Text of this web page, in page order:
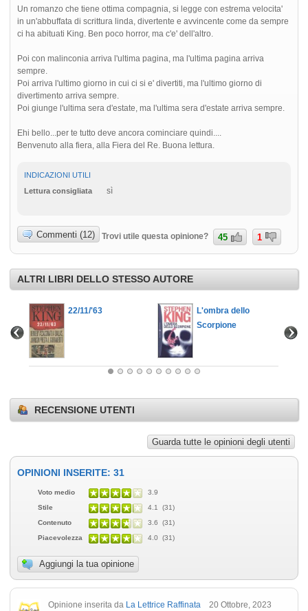
Un romanzo che tiene ottima compagnia, si legge con estrema velocita'
in un'abbuffata di scrittura linda, divertente e avvincente come da sempre
ci ha abituati King. Ben poco horror, ma c'e' dell'altro.
Poi con malinconia arriva l'ultima pagina, ma l'ultima pagina arriva
sempre.
Poi arriva l'ultimo giorno in cui ci si e' divertiti, ma l'ultimo giorno di
divertimento arriva sempre.
Poi giunge l'ultima sera d'estate, ma l'ultima sera d'estate arriva sempre.
Ehi bello...per te tutto deve ancora cominciare quindi....
Benvenuto alla fiera, alla Fiera del Re. Buona lettura.
INDICAZIONI UTILI
Lettura consigliata
sì
Commenti (12) Trovi utile questa opinione? 45 1
ALTRI LIBRI DELLO STESSO AUTORE
22/11/'63
L'ombra dello
Scorpione
RECENSIONE UTENTI
Guarda tutte le opinioni degli utenti
OPINIONI INSERITE: 31
Voto medio
3.9
Stile
4.1 (31)
Contenuto
3.6 (31)
Piacevolezza
4.0 (31)
Aggiungi la tua opinione
Opinione inserita da La Lettrice Raffinata 20 Ottobre, 2023